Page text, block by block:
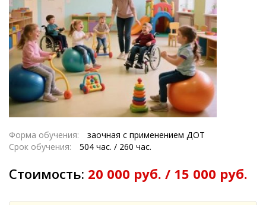
Форма обучения:
заочная с применением ДОТ
Срок обучения:
504 час. / 260 час.
Стоимость: 20 000 руб. / 15 000 руб.